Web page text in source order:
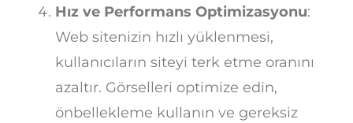
Hız ve Performans Optimizasyonu:
Web sitenizin hızlı yüklenmesi,
kullanıcıların siteyi terk etme oranını
azaltır. Görselleri optimize edin,
önbellekleme kullanın ve gereksiz